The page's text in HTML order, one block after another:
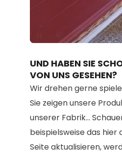
Unmute Loaded
UND HABEN SIE
VON UNS GESEHEN?
Wir drehen gerne
Sie zeigen unsere
unserer Fabrik...
beispielsweise das hier
Seite aktualisieren,